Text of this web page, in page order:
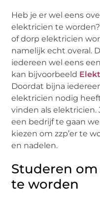
Heb je er wel eens
elektricien te
of dorp elektricien
namelijk echt overal.
iedereen wel eens
kan bijvoorbeeld
Doordat bijna
elektricien nodig
vinden als elektricien.
een bedrijf te gaan
kiezen om zzp’er te
en nadelen.
Studeren
te worden